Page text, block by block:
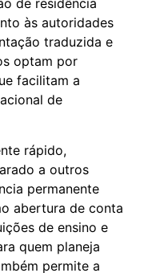
às autoridades
traduzida e
optam por
facilitam a
de
rápido,
a outros
permanente
abertura de conta
de ensino e
quem planeja
permite a